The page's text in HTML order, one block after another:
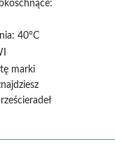
40°C
marki